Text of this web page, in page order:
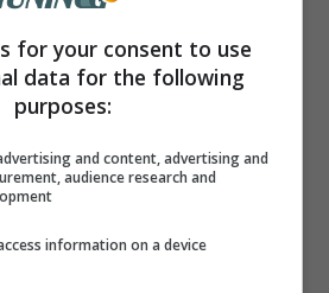
GT
–
(Media Press) –
for your consent to use
data for the following
purposes:
and content, advertising and
audience research and
information on a device